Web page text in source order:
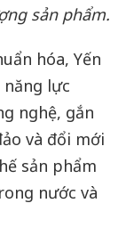
sản phẩm.
hóa, Yến
năng lực
nghệ, gắn
và đổi mới
sản phẩm
nước và